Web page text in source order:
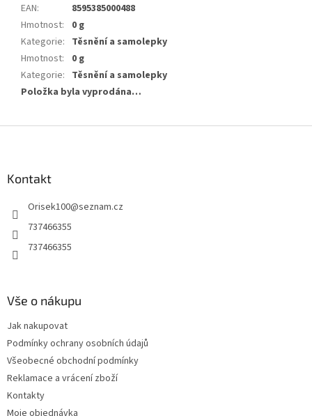
EAN:
8595385000488
Hmotnost:
0 g
Kategorie: Těsnění a samolepky
Hmotnost:
0 g
Kategorie: Těsnění a samolepky
Položka byla vyprodána…
Kontakt
Orisek100@seznam.cz
737466355
737466355
Vše o nákupu
Jak nakupovat
Podmínky ochrany osobních údajů
Všeobecné obchodní podmínky
Reklamace a vrácení zboží
Kontakty